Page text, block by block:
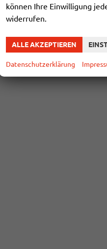
können Ihre Einwilligung
widerrufen.
ALLE AKZEPTIEREN
Datenschutzerklärung